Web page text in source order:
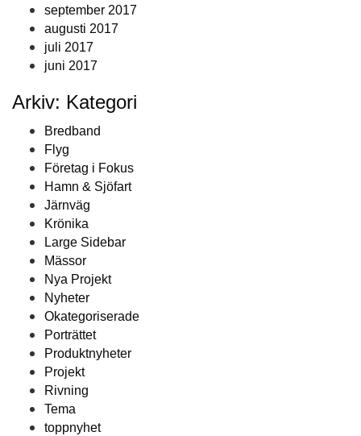
september 2017
augusti 2017
juli 2017
juni 2017
Arkiv: Kategori
Bredband
Flyg
Företag i Fokus
Hamn & Sjöfart
Järnväg
Krönika
Large Sidebar
Mässor
Nya Projekt
Nyheter
Okategoriserade
Porträttet
Produktnyheter
Projekt
Rivning
Tema
toppnyhet